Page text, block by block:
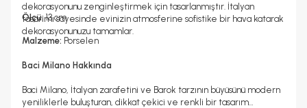
dekorasyonunu zenginleştirmek için tasarlanmıştır. İtalyan
tasarımı sayesinde evinizin atmosferine sofistike bir hava katarak
dekorasyonunuzu tamamlar.
Ölçü:13 cm
Malzeme: Porselen
Baci Milano Hakkında
Baci Milano, İtalyan zarafetini ve Barok tarzının büyüsünü modern
yeniliklerle buluşturan, dikkat çekici ve renkli bir tasarım